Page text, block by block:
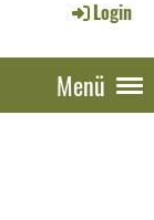
Login
Menü